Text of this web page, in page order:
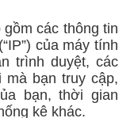
các thông tin
của máy tính
trình duyệt, các
mà bạn truy cập,
bạn, thời gian
kê khác.